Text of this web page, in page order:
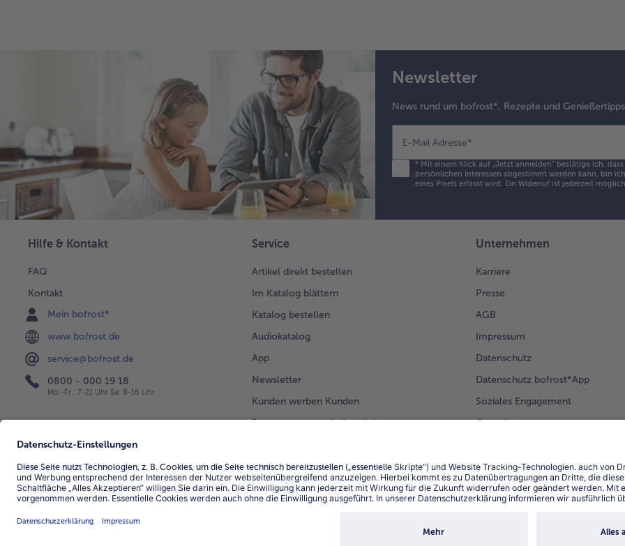
Newsletter
News rund um bofrost*, Rezepte und
E-Mail Adresse*
*Mit einem Klick auf „Jetzt anmelden" bestätige ich,
persönlichen Interessen abgestimmt werden kann, bin
eines Pixels erfasst wird. Ein Widerruf ist jederzeit möglich.
Hilfe & Kontakt
FAQ
Kontakt
Mein bofrost*
www.bofrost.de
service@bofrost.de
0800 - 000 19 18
Mo.-Fr.: 7-21 Uhr Sa: 8-16 Uhr
Service
Artikel direkt bestellen
Im Katalog blättern
Katalog bestellen
Audiokatalog
App
Newsletter
Kunden werben Kunden
Bonusprogramm bofrost*plus.
Unternehmen
Karriere
Presse
AGB
Impressum
Datenschutz
Datenschutz bofrost*App
Soziales Engagement
Compliance
Barrierefreiheit